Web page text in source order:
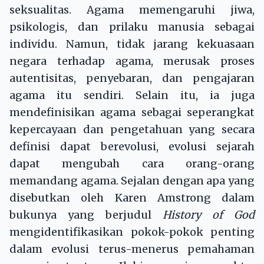
seksualitas. Agama memengaruhi jiwa,
psikologis, dan prilaku manusia sebagai
individu. Namun, tidak jarang kekuasaan
negara terhadap agama, merusak proses
autentisitas, penyebaran, dan pengajaran
agama itu sendiri. Selain itu, ia juga
mendefinisikan agama sebagai seperangkat
kepercayaan dan pengetahuan yang secara
definisi dapat berevolusi, evolusi sejarah
dapat mengubah cara orang-orang
memandang agama. Sejalan dengan apa yang
disebutkan oleh Karen Amstrong dalam
bukunya yang berjudul History of God
mengidentifikasikan pokok-pokok penting
dalam evolusi terus-menerus pemahaman